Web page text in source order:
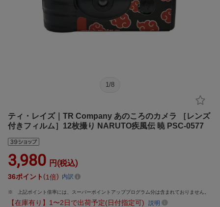
1 /8
ティ・レイズ｜TR Company あのころのカメラ ［レンズ
付きフィルム］12枚撮り NARUTO疾風伝 暁 PSC-0577
3,980 円(税込)
36ポイント 1倍 内訳
上記ポイント倍率には、スーパーポイントアッププログラム分は含まれておりません。
【在庫有り】1〜2日で出荷予定(日付指定可) 説明